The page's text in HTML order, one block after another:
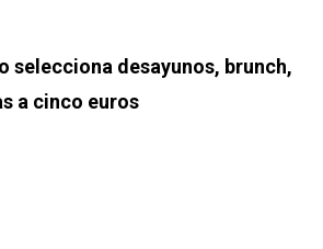
selecciona desayunos, brunch,
a cinco euros